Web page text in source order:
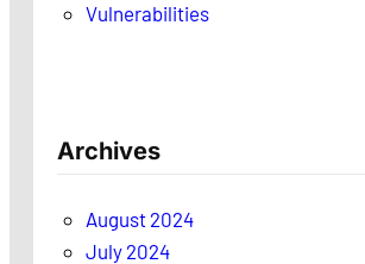
Vulnerabilities
Archives
August 2024
July 2024